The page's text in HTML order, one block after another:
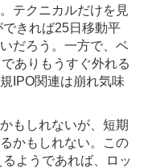
テクニカルだけを見
きれば25日移動平
だろう。一方で、ベ
ありもうすぐ外れる
IPO関連は崩れ気味
もしれないが、短期
かもしれない。この
ようであれば、ロッ